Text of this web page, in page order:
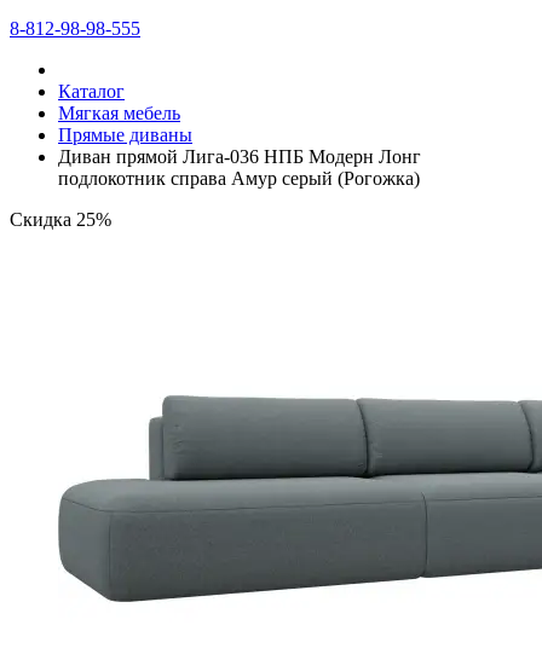
8-812-98-98-555
Каталог
Мягкая мебель
Прямые диваны
Диван прямой Лига-036 НПБ Модерн Лонг
подлокотник справа Амур серый (Рогожка)
Скидка 25%